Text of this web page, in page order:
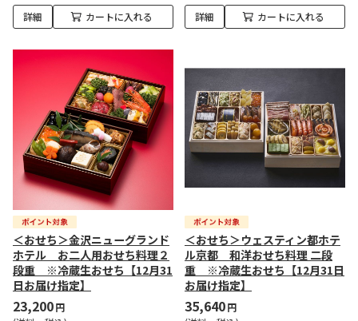
詳細 カートに入れる 詳細 カートに入れる
＜おせち＞金沢ニューグランド
ホテル お二人用おせち料理２
段重 ※冷蔵生おせち【12月31
日お届け指定】
23,200円
＜おせち＞ウェスティン都ホテ
ル京都 和洋おせち料理 二段
重 ※冷蔵生おせち【12月31日
お届け指定】
35,640円